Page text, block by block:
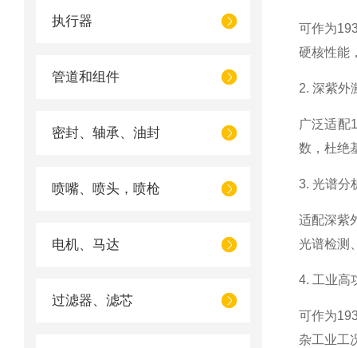
执行器
管道和组件
密封、轴承、油封
喷嘴、喷头，喷枪
电机、马达
过滤器、滤芯
可作为
硬核性能
2. 深紫外
广泛适配
数，杜绝
3. 光谱分
适配深紫
光谱检测
4. 工业高
可作为
杂工业工